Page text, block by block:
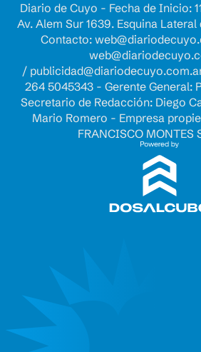
Diario de Cuyo - Fecha de Inicio:
Av. Alem Sur 1639. Esquina
Contacto:
/
264 5045343 - Gerente General:
Secretario de Redacción: Diego
Mario Romero - Empresa
FRANCISCO MONTES